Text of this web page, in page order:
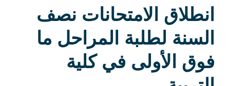
انطلاق الامتحانات نصف
السنة لطلبة المراحل ما
فوق الأولى في كلية